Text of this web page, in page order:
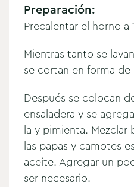
Preparación:
Precalentar el horno a
Mientras tanto se
se cortan en forma de
Después se colocan
ensaladera y se
la y pimienta. Mezclar
las papas y camotes
aceite. Agregar un
ser necesario.